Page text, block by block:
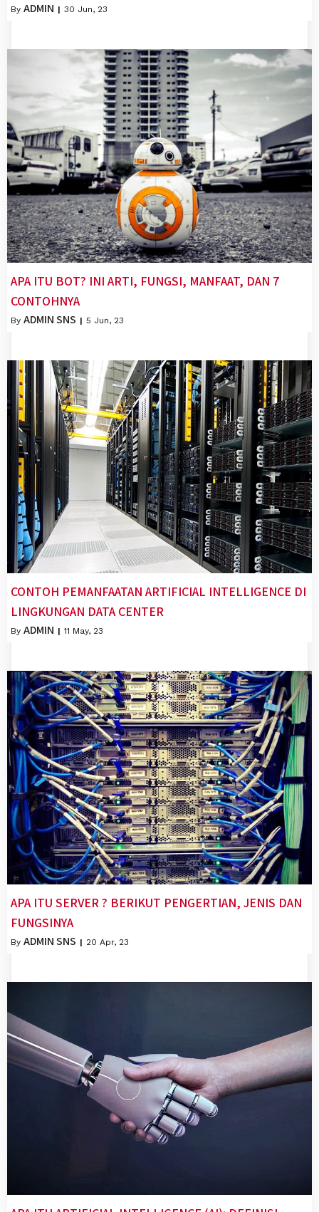
By ADMIN | 30 Jun, 23
APA ITU BOT? INI ARTI, FUNGSI, MANFAAT, DAN 7
CONTOHNYA
By ADMIN SNS | 5 Jun, 23
CONTOH PEMANFAATAN ARTIFICIAL INTELLIGENCE DI
LINGKUNGAN DATA CENTER
By ADMIN | 11 May, 23
APA ITU SERVER ? BERIKUT PENGERTIAN, JENIS DAN
FUNGSINYA
By ADMIN SNS | 20 Apr, 23